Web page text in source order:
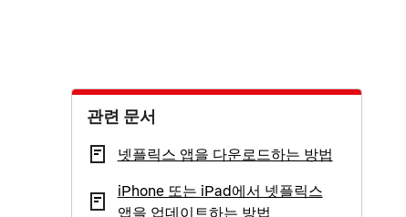
관련 문서
넷플릭스 앱을 다운로드하는 방법
iPhone 또는 iPad에서 넷플릭스
앱을 업데이트하는 방법